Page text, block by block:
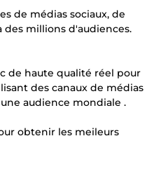
de médias sociaux, de
des millions d'audiences.
de haute qualité réel pour
des canaux de médias
une audience mondiale .
obtenir les meileurs